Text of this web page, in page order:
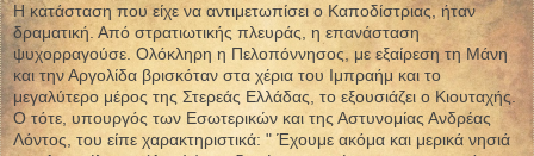
Η κατάσταση που είχε να αντιμετωπίσει ο Καποδίστριας, ήταν
δραματική. Από στρατιωτικής πλευράς, η επανάσταση
ψυχορραγούσε. Ολόκληρη η Πελοπόννησος, με εξαίρεση τη Μάνη
και την Αργολίδα βρισκόταν στα χέρια του Ιμπραήμ και το
μεγαλύτερο μέρος της Στερεάς Ελλάδας, το εξουσιάζει ο Κιουταχής.
Ο τότε, υπουργός των Εσωτερικών και της Αστυνομίας Ανδρέας
Λόντος, του είπε χαρακτηριστικά: " Έχουμε ακόμα και μερικά νησιά